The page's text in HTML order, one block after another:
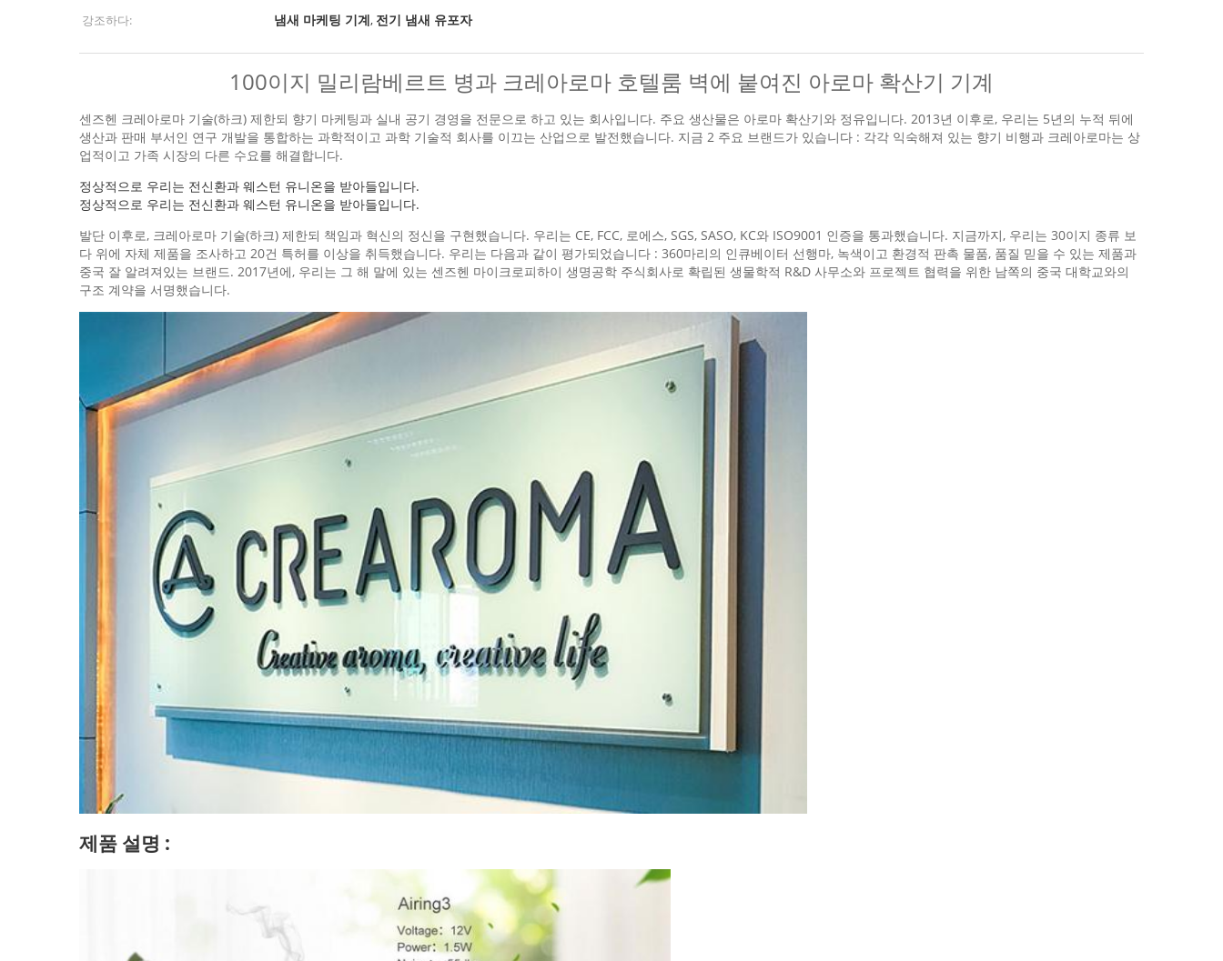
강조하다:
냄새 마케팅 기계, 전기 냄새 유포자
100이지 밀리람베르트 병과 크레아로마 호텔룸 벽에 붙여진 아로마 확산기 기계
센즈헨 크레아로마 기술(하크) 제한되 향기 마케팅과 실내 공기 경영을 전문으로 하고 있는 회사입니다. 주요 생산물은 아로마 확산기와 정유입니다. 2013년 이후로, 우리는 5년의 누적 뒤에
생산과 판매 부서인 연구 개발을 통합하는 과학적이고 과학 기술적 회사를 이끄는 산업으로 발전했습니다. 지금 2 주요 브랜드가 있습니다 : 각각 익숙해져 있는 향기 비행과 크레아로마는 상
업적이고 가족 시장의 다른 수요를 해결합니다.
정상적으로 우리는 전신환과 웨스턴 유니온을 받아들입니다.
정상적으로 우리는 전신환과 웨스턴 유니온을 받아들입니다.
발단 이후로, 크레아로마 기술(하크) 제한되 책임과 혁신의 정신을 구현했습니다. 우리는 CE, FCC, 로에스, SGS, SASO, KC와 ISO9001 인증을 통과했습니다. 지금까지, 우리는 30이지 종류 보
다 위에 자체 제품을 조사하고 20건 특허를 이상을 취득했습니다. 우리는 다음과 같이 평가되었습니다 : 360마리의 인큐베이터 선행마, 녹색이고 환경적 판촉 물품, 품질 믿을 수 있는 제품과
중국 잘 알려져있는 브랜드. 2017년에, 우리는 그 해 말에 있는 센즈헨 마이크로피하이 생명공학 주식회사로 확립된 생물학적 R&D 사무소와 프로젝트 협력을 위한 남쪽의 중국 대학교와의
구조 계약을 서명했습니다.
제품 설명 :